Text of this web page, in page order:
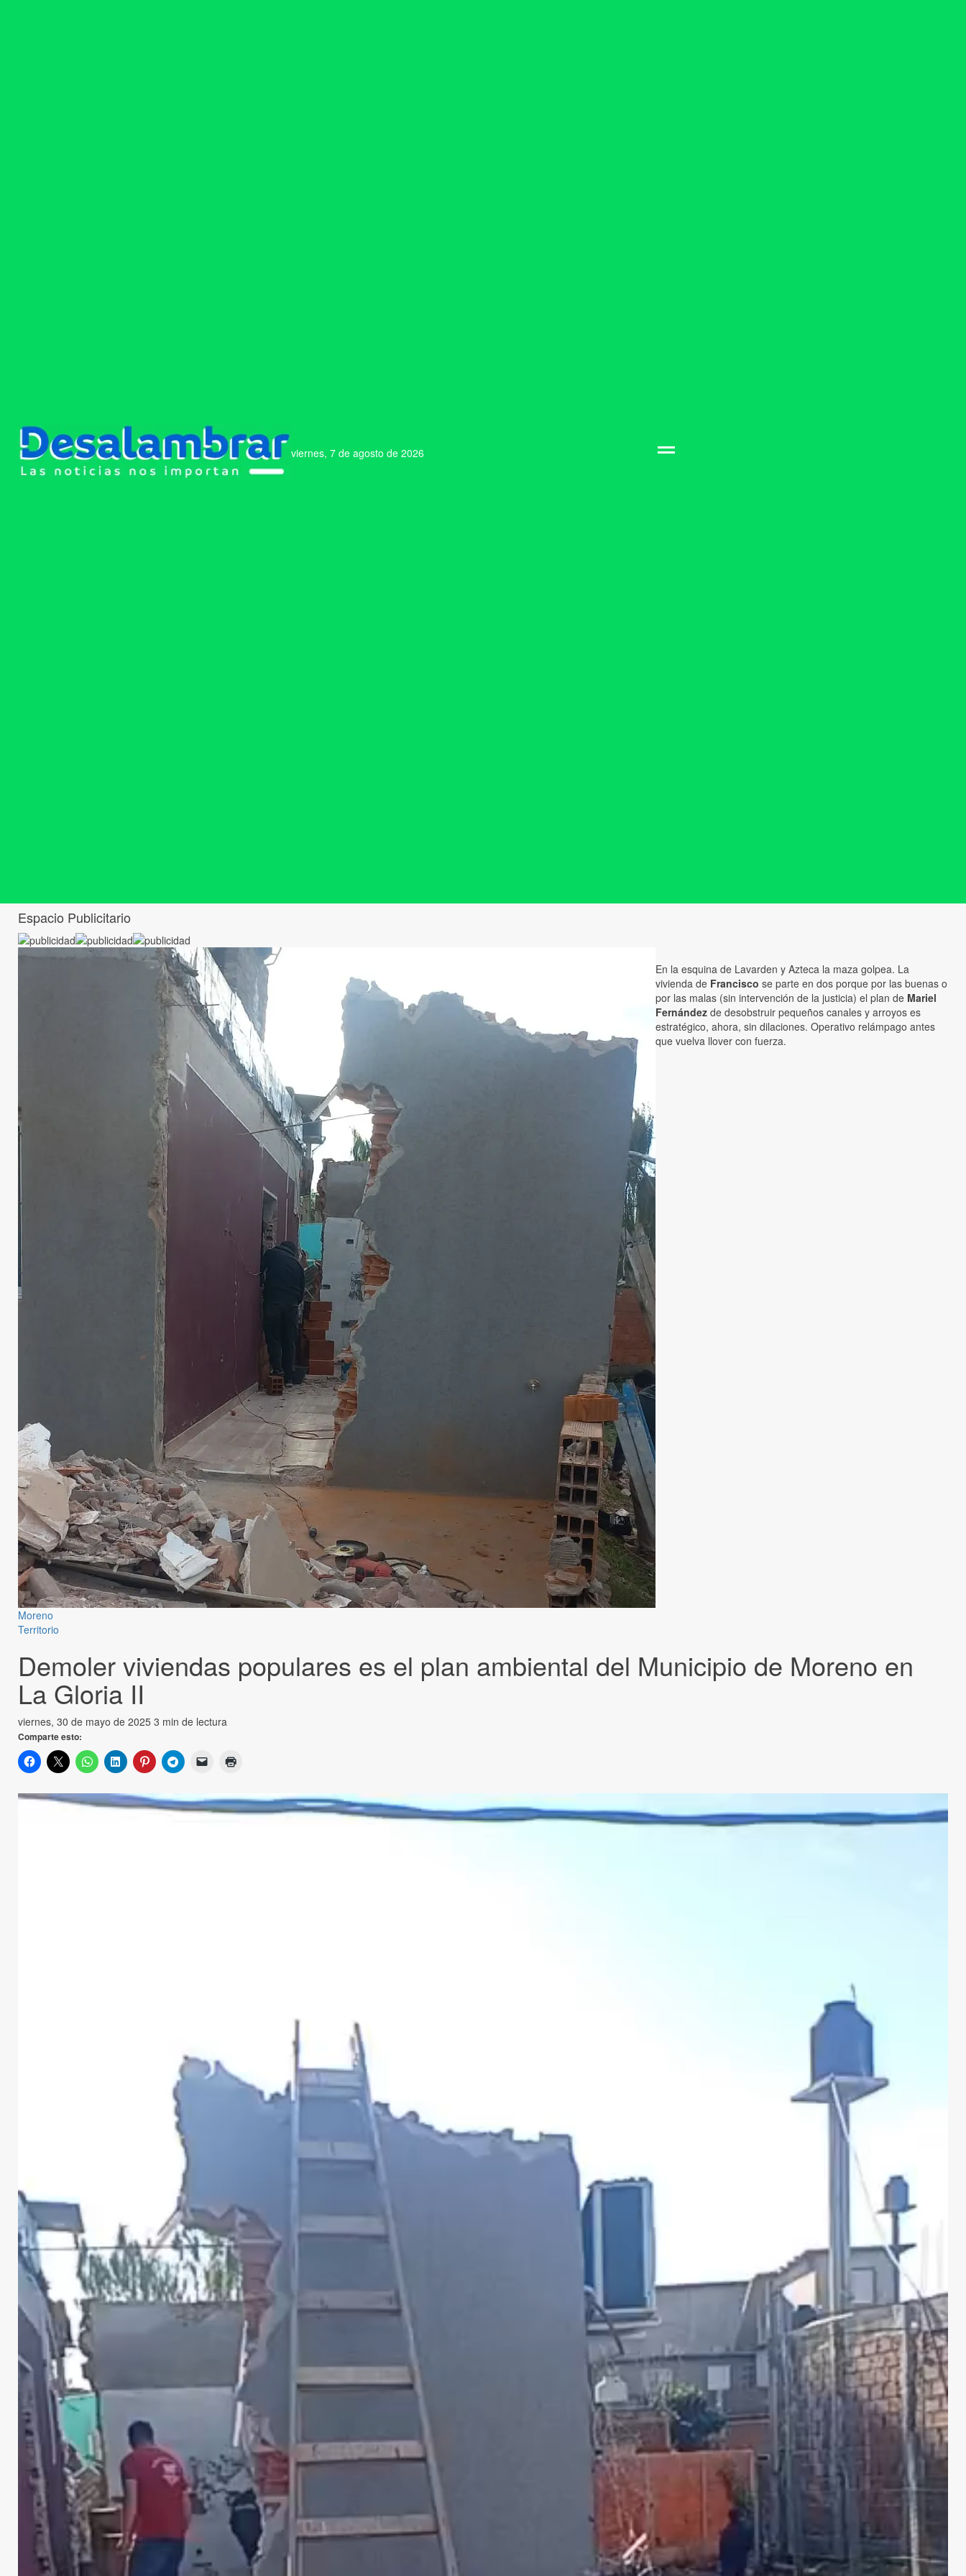
viernes, 7 de agosto de 2026
Espacio Publicitario
Moreno
Territorio
Demoler viviendas populares es el plan ambiental del Municipio de Moreno en
La Gloria II
viernes, 30 de mayo de 2025 3 min de lectura
Comparte esto:
En la esquina de Lavarden y Azteca la maza golpea. La
vivienda de Francisco se parte en dos porque por las buenas o
por las malas (sin intervención de la justicia) el plan de Mariel
Fernández de desobstruir pequeños canales y arroyos es
estratégico, ahora, sin dilaciones. Operativo relámpago antes
que vuelva llover con fuerza.